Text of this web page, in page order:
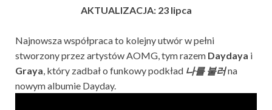
AKTUALIZACJA: 23 lipca
Najnowsza współpraca to kolejny utwór w pełni
stworzony przez artystów AOMG, tym razem Daydaya i
Graya, który zadbał o funkowy podkład 나를 불러na
nowym albumie Dayday.